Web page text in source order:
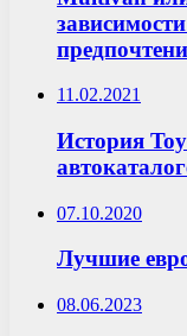
11.02.2021
История
07.10.2020
Лучшие
08.06.2023